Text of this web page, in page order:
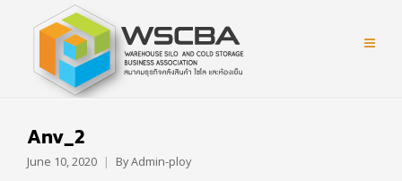
Anv_2
June 10, 2020 ByAdmin-ploy